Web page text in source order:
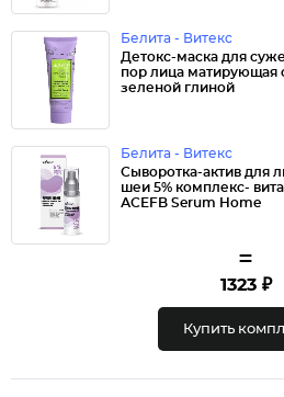
Белита - Витекс
Детокс-маска для
пор лица матирующая
зеленой глиной
Белита - Витекс
Сыворотка-актив для
шеи 5% комплекс-
АСЕFB Serum Home
=
1323 ₽
Купить